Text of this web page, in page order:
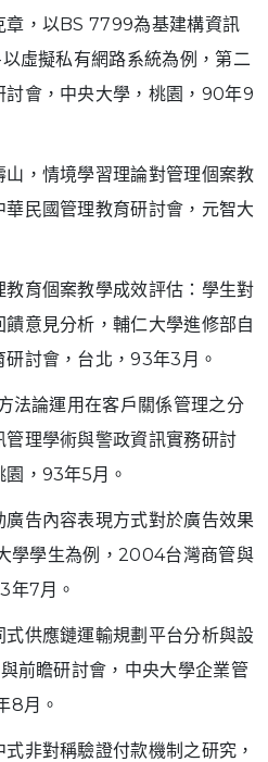
章，以BS 7799為基建構資訊
虛擬私有網路系統為例，第二
討會，中央大學，桃園，90年9
山，情境學習理論對管理個案教
民國管理教育研討會，元智大
教育個案教學成效評估：學生對
意見分析，輔仁大學進修部自
討會，台北，93年3月。
法論運用在客戶關係管理之分
理學術與警政資訊實務研討
，93年5月。
告內容表現方式對於廣告效果
學學生為例，2004台灣商管與
年7月。
供應鏈運輸規劃平台分析與設
前瞻研討會，中央大學企業管
8月。
非對稱驗證付款機制之研究，